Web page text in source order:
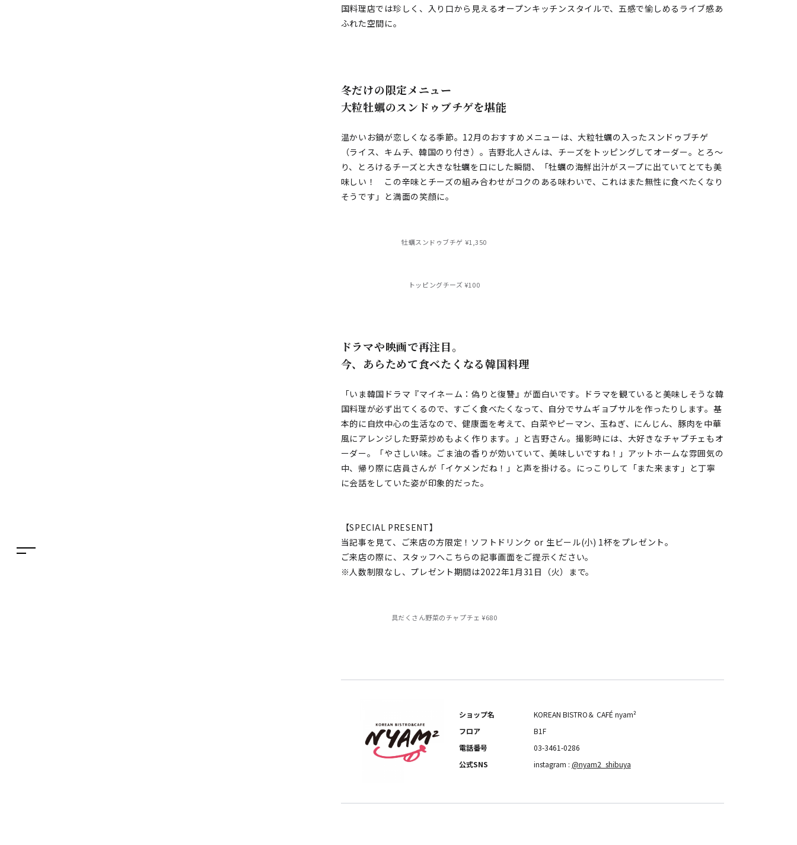
国料理店では珍しく、入り口から見えるオープンキッチンスタイルで、五感で愉しめるライブ感あ
ふれた空間に。
冬だけの限定メニュー
大粒牡蠣のスンドゥブチゲを堪能
温かいお鍋が恋しくなる季節。12月のおすすめメニューは、大粒牡蠣の入ったスンドゥブチゲ
（ライス、キムチ、韓国のり付き）。吉野北人さんは、チーズをトッピングしてオーダー。とろ〜
り、とろけるチーズと大きな牡蠣を口にした瞬間、「牡蠣の海鮮出汁がスープに出ていてとても美
味しい！ この辛味とチーズの組み合わせがコクのある味わいで、これはまた無性に食べたくなり
そうです」と満面の笑顔に。
牡蠣スンドゥブチゲ ¥1,350
トッピングチーズ ¥100
ドラマや映画で再注目。
今、あらためて食べたくなる韓国料理
「いま韓国ドラマ『マイネーム：偽りと復讐』が面白いです。ドラマを観ていると美味しそうな韓
国料理が必ず出てくるので、すごく食べたくなって、自分でサムギョプサルを作ったりします。基
本的に自炊中心の生活なので、健康面を考えて、白菜やピーマン、玉ねぎ、にんじん、豚肉を中華
風にアレンジした野菜炒めもよく作ります。」と吉野さん。撮影時には、大好きなチャプチェもオ
ーダー。「やさしい味。ごま油の香りが効いていて、美味しいですね！」アットホームな雰囲気の
中、帰り際に店員さんが「イケメンだね！」と声を掛ける。にっこりして「また来ます」と丁寧
に会話をしていた姿が印象的だった。
【SPECIAL PRESENT】
当記事を見て、ご来店の方限定！ソフトドリンク or 生ビール(小) 1杯をプレゼント。
ご来店の際に、スタッフへこちらの記事画面をご提示ください。
※人数制限なし、プレゼント期間は2022年1月31日（火）まで。
具だくさん野菜のチャプチェ ¥680
ショップ名
KOREAN BISTRO＆ CAFÉ nyam²
フロア
B1F
電話番号
03-3461-0286
公式SNS
instagram : @nyam2_shibuya